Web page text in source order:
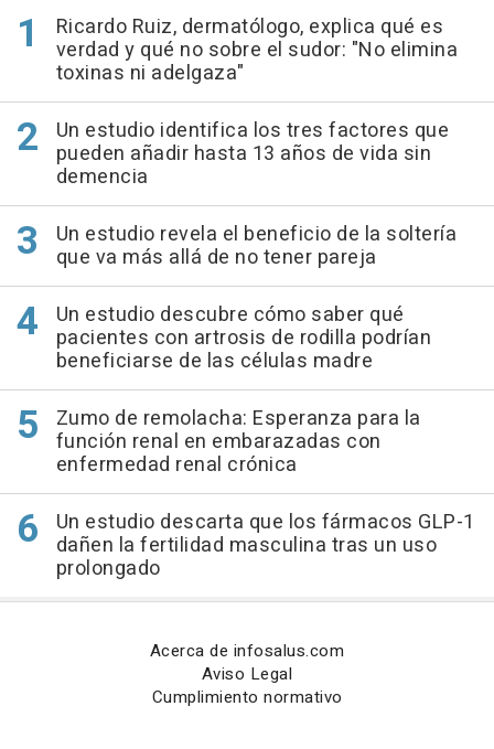
Ricardo Ruiz, dermatólogo, explica qué es
verdad y qué no sobre el sudor: "No elimina
toxinas ni adelgaza"
Un estudio identifica los tres factores que
pueden añadir hasta 13 años de vida sin
demencia
Un estudio revela el beneficio de la soltería
que va más allá de no tener pareja
Un estudio descubre cómo saber qué
pacientes con artrosis de rodilla podrían
beneficiarse de las células madre
Zumo de remolacha: Esperanza para la
función renal en embarazadas con
enfermedad renal crónica
Un estudio descarta que los fármacos GLP-1
dañen la fertilidad masculina tras un uso
prolongado
Acerca de infosalus.com
Aviso Legal
Cumplimiento normativo